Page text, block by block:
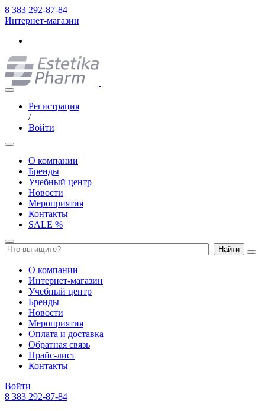
8 383 292-87-84
Интернет-магазин
Регистрация
/
Войти
О компании
Бренды
Учебный центр
Новости
Мероприятия
Контакты
SALE %
Найти
О компании
Интернет-магазин
Учебный центр
Бренды
Новости
Мероприятия
Оплата и доставка
Обратная связь
Прайс-лист
Контакты
Войти
8 383 292-87-84